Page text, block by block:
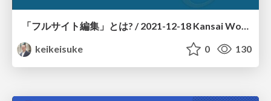
「フルサイト編集」とは? / 2021-12-18 Kansai WordPress Meetup @Kobe #029
keikeisuke
0 130